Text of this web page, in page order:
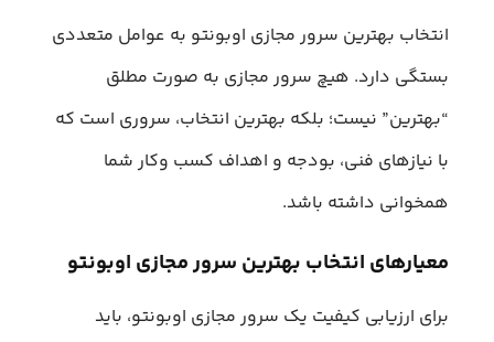
انتخاب بهترین سرور مجازی اوبونتو به عوامل متعددی
بستگی دارد. هیچ سرور مجازی‌ به‌ صورت مطلق
“بهترین” نیست؛ بلکه بهترین انتخاب، سروری است که
با نیازهای فنی، بودجه و اهداف کسب‌ وکار شما
همخوانی داشته باشد.
معیارهای انتخاب بهترین سرور مجازی اوبونتو
برای ارزیابی کیفیت یک سرور مجازی اوبونتو، باید